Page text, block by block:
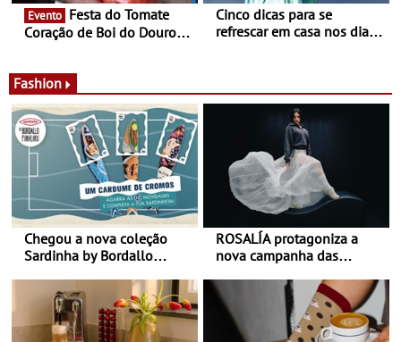
Evento
Coração de Boi do Douro -
Cinco dicas para se
refrescar em casa nos dias
Fashion
Chegou a nova coleção
Sardinha by Bordallo
ROSALÍA protagoniza a
nova campanha das
Balance